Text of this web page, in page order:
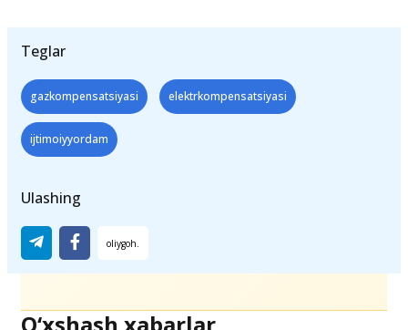
Teglar
gazkompensatsiyasi
ijtimoiyyordam
Ulashing